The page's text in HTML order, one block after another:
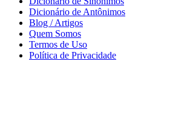
Dicionário de Antônimos
Blog / Artigos
Quem Somos
Termos de Uso
Política de Privacidade